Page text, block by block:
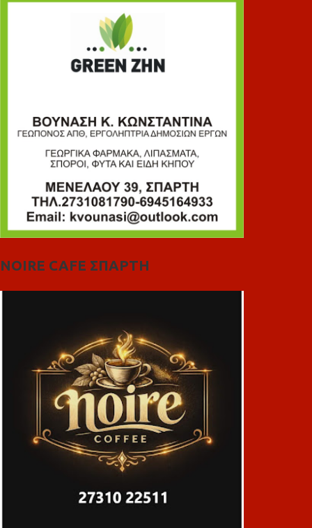
NOIRE CAFE ΣΠΑΡΤΗ